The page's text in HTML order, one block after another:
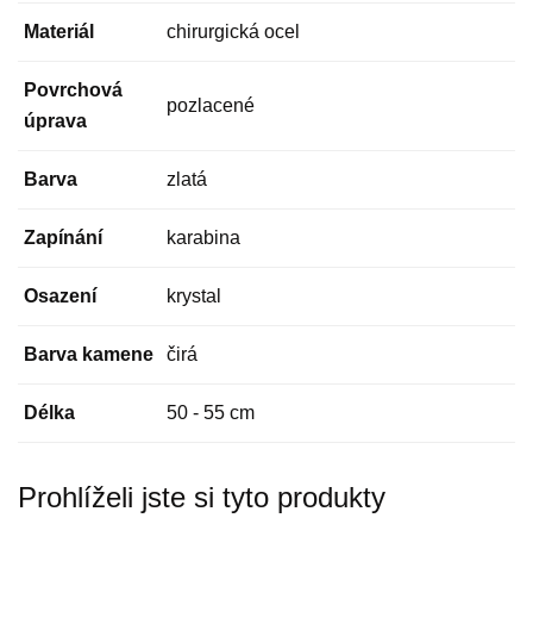
Materiál chirurgická ocel
Povrchová
úprava
pozlacené
Barva zlatá
Zapínání karabina
Osazení krystal
Barva kamene čirá
Délka 50 - 55 cm
Prohlíželi jste si tyto produkty